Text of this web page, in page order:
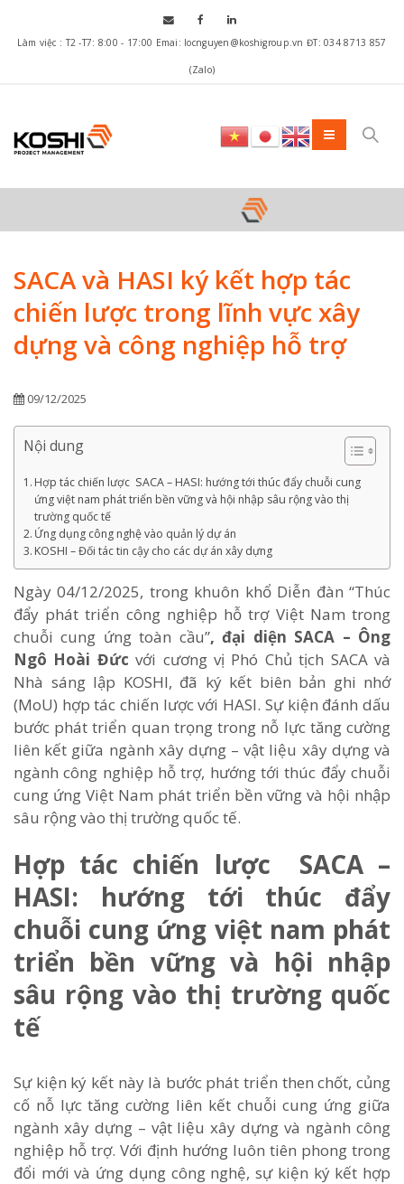
Làm việc : T2 -T7: 8:00 - 17:00 Emai: locnguyen@koshigroup.vn ĐT: 034 8713 857
(Zalo)
SACA và HASI ký kết hợp tác
chiến lược trong lĩnh vực xây
dựng và công nghiệp hỗ trợ
09/12/2025
Nội dung
Hợp tác chiến lược SACA – HASI: hướng tới thúc đẩy chuỗi cung
ứng việt nam phát triển bền vững và hội nhập sâu rộng vào thị
trường quốc tế
Ứng dụng công nghệ vào quản lý dự án
KOSHI – Đối tác tin cậy cho các dự án xây dựng
Ngày 04/12/2025, trong khuôn khổ Diễn đàn “Thúc
đẩy phát triển công nghiệp hỗ trợ Việt Nam trong
chuỗi cung ứng toàn cầu”, đại diện SACA – Ông
Ngô Hoài Đứcvới cương vị Phó Chủ tịch SACA và
Nhà sáng lập KOSHI, đã ký kết biên bản ghi nhớ
(MoU) hợp tác chiến lược với HASI. Sự kiện đánh dấu
bước phát triển quan trọng trong nỗ lực tăng cường
liên kết giữa ngành xây dựng – vật liệu xây dựng và
ngành công nghiệp hỗ trợ, hướng tới thúc đẩy chuỗi
cung ứng Việt Nam phát triển bền vững và hội nhập
sâu rộng vào thị trường quốc tế.
Hợp tác chiến lược SACA –
HASI: hướng tới thúc đẩy
chuỗi cung ứng việt nam phát
triển bền vững và hội nhập
sâu rộng vào thị trường quốc
tế
Sự kiện ký kết này là bước phát triển then chốt, củng
cố nỗ lực tăng cường liên kết chuỗi cung ứng giữa
ngành xây dựng – vật liệu xây dựng và ngành công
nghiệp hỗ trợ. Với định hướng luôn tiên phong trong
đổi mới và ứng dụng công nghệ, sự kiện ký kết hợp